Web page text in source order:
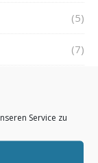
Service zu
(5)
(7)
(7)